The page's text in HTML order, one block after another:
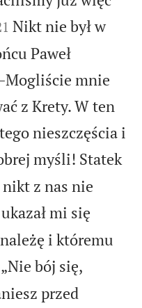
Nikt nie był w
Paweł
mnie
z Krety. W ten
nieszczęścia i
myśli! Statek
z nas nie
mi się
i któremu
bój się,
przed